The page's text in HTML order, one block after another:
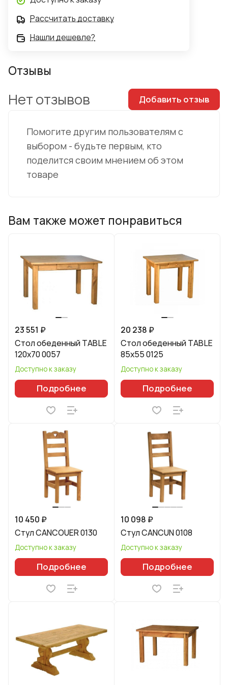
Рассчитать доставку
Нашли дешевле?
Отзывы
Помогите другим пользователям с
выбором - будьте первым, кто
поделится своим мнением об этом
товаре
Нет отзывов Добавить отзыв
Вам также может понравиться
23 551 ₽
Стол обеденный TABLE
120x70 0057
Доступно к заказу
Подробнее
20 238 ₽
Стол обеденный TABLE
85x55 0125
Доступно к заказу
Подробнее
10 450 ₽
Стул CANCOUER 0130
Доступно к заказу
Подробнее
10 098 ₽
Стул CANCUN 0108
Доступно к заказу
Подробнее